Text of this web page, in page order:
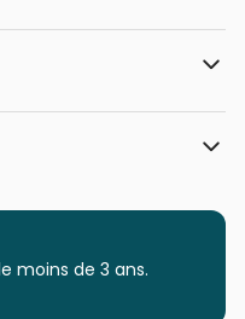
- Art
moins de 3 ans.